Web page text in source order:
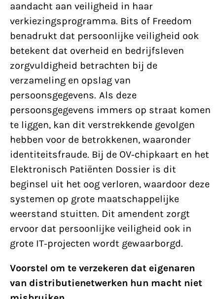
aandacht aan veiligheid in haar
verkiezingsprogramma. Bits of Freedom
benadrukt dat persoonlijke veiligheid ook
betekent dat overheid en bedrijfsleven
zorgvuldigheid betrachten bij de
verzameling en opslag van
persoonsgegevens. Als deze
persoonsgegevens immers op straat komen
te liggen, kan dit verstrekkende gevolgen
hebben voor de betrokkenen, waaronder
identiteitsfraude. Bij de OV-chipkaart en het
Elektronisch Patiënten Dossier is dit
beginsel uit het oog verloren, waardoor deze
systemen op grote maatschappelijke
weerstand stuitten. Dit amendent zorgt
ervoor dat persoonlijke veiligheid ook in
grote IT-projecten wordt gewaarborgd.
Voorstel om te verzekeren dat eigenaren
van distributienetwerken hun macht niet